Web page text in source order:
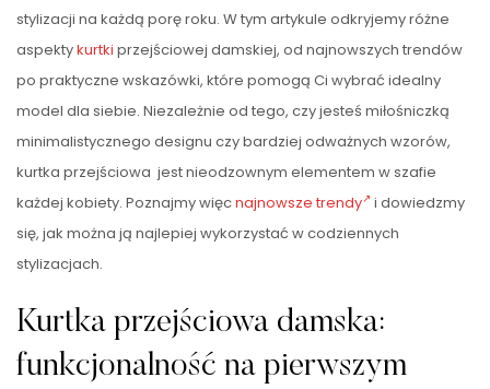
stylizacji na każdą porę roku. W tym artykule odkryjemy różne
aspektykurtki przejściowej damskiej, od najnowszych trendów
po praktyczne wskazówki, które pomogą Ci wybrać idealny
model dla siebie. Niezależnie od tego, czy jesteś miłośniczką
minimalistycznego designu czy bardziej odważnych wzorów,
kurtka przejściowa jest nieodzownym elementem w szafie
każdej kobiety. Poznajmy więcnajnowsze trendy i dowiedzmy
się, jak można ją najlepiej wykorzystać w codziennych
stylizacjach.
Kurtka przejściowa damska:
funkcjonalność na pierwszym